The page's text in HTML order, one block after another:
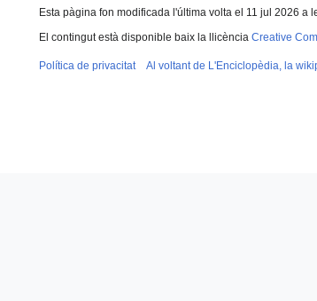
Esta pàgina fon modificada l'última volta el 11 jul 2026 a
El contingut està disponible baix la llicència Creative
Política de privacitat Al voltant de L'Enciclopèdia, la